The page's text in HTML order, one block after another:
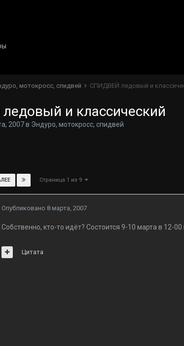
мотокросс, спидвей СПИДВЕЙ ледовый и
и классический
2007в Эндуро, мотокросс, спидвей
Страница 1 из 9
Опубликовано 8 марта, 2007
Собственно, кто-то идёт? Состоится 9-10 марта в 12-
Цитата